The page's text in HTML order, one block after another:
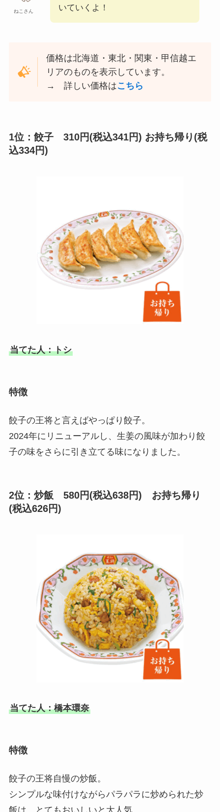
ねこさん
いていくよ！
価格は北海道・東北・関東・甲信越エ
リアのものを表示しています。
→ 詳しい価格はこちら
1位：餃子 310円(税込341円) お持ち帰り(税
込334円)
当てた人：トシ
特徴
餃子の王将と言えばやっぱり餃子。
2024年にリニューアルし、生姜の風味が加わり餃
子の味をさらに引き立てる味になりました。
2位：炒飯 580円(税込638円) お持ち帰り
(税込626円)
当てた人：橋本環奈
特徴
餃子の王将自慢の炒飯。
シンプルな味付けながらパラパラに炒められた炒
飯は、とてもおいしいと大人気。